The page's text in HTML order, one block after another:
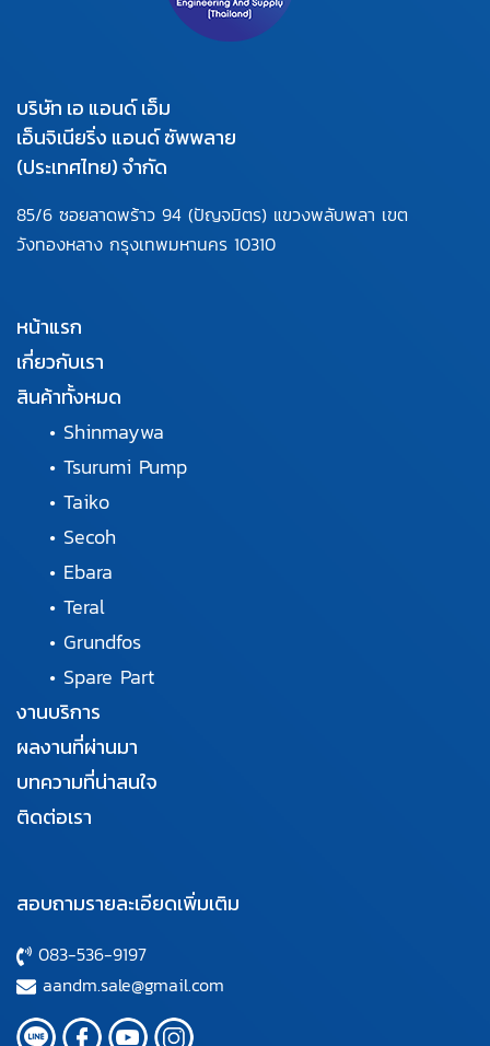
บริษัท เอ แอนด์ เอ็ม
เอ็นจิเนียริ่ง แอนด์ ซัพพลาย
(ประเทศไทย) จำกัด
85/6 ซอยลาดพร้าว 94 (ปัญจมิตร) แขวงพลับพลา เขต
วังทองหลาง กรุงเทพมหานคร 10310
หน้าแรก
เกี่ยวกับเรา
สินค้าทั้งหมด
• Shinmaywa
• Tsurumi Pump
• Taiko
• Secoh
• Ebara
• Teral
• Grundfos
• Spare Part
งานบริการ
ผลงานที่ผ่านมา
บทความที่น่าสนใจ
ติดต่อเรา
สอบถามรายละเอียดเพิ่มเติม
083-536-9197
aandm.sale@gmail.com